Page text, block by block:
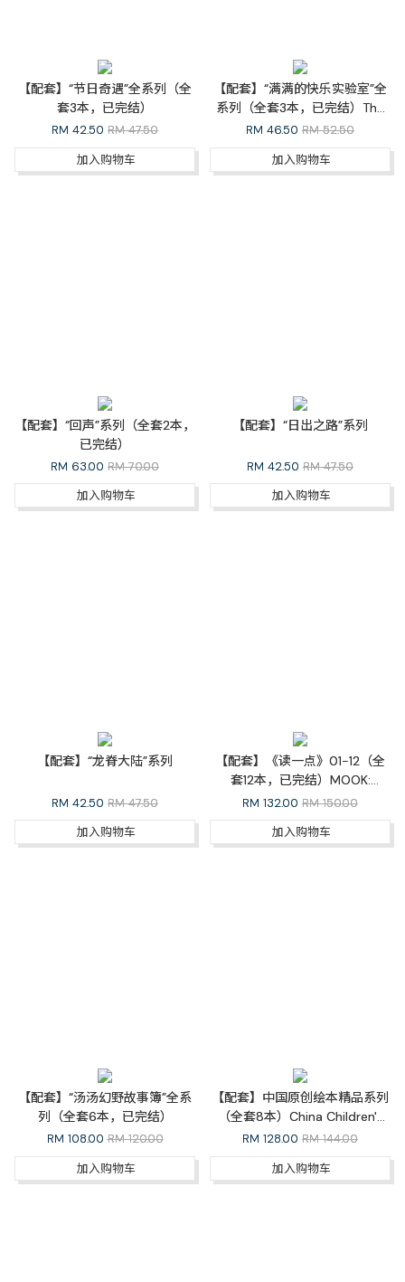
【配套】“节日奇遇”全系列（全
套3本，已完结）
RM 42.50 RM 47.50
加入购物车
【配套】“满满的快乐实验室”全
系列（全套3本，已完结）The
Happiness Lab Whole Series
RM 46.50 RM 52.50
加入购物车
【配套】“回声”系列（全套2本，
已完结）
RM 63.00 RM 70.00
加入购物车
【配套】“日出之路”系列
RM 42.50 RM 47.50
加入购物车
【配套】“龙脊大陆”系列
RM 42.50 RM 47.50
加入购物车
【配套】《读一点》01-12（全
套12本，已完结）MOOK:
READMORE Whole Set
RM 132.00 RM 150.00
加入购物车
【配套】“汤汤幻野故事簿”全系
列（全套6本，已完结）
RM 108.00 RM 120.00
加入购物车
【配套】中国原创绘本精品系列
（全套8本）China Children's
Picture Books Whole Series
RM 128.00 RM 144.00
加入购物车